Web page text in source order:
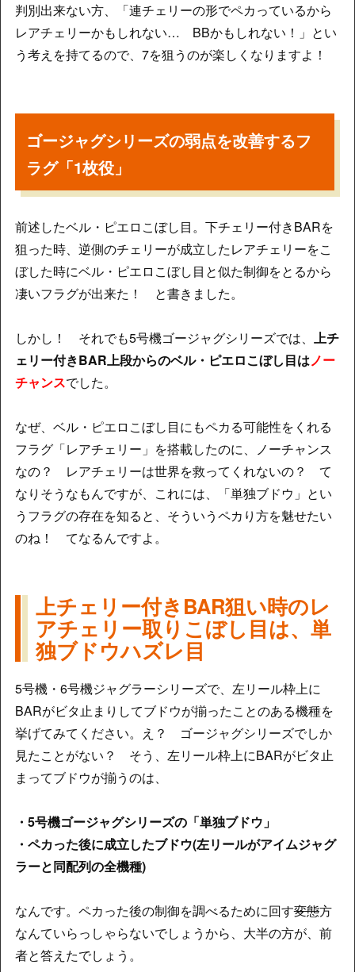
判別出来ない方、「連チェリーの形でペカっているから
レアチェリーかもしれない… BBかもしれない！」とい
う考えを持てるので、7を狙うのが楽しくなりますよ！
ゴージャグシリーズの弱点を改善するフ
ラグ「1枚役」
前述したベル・ピエロこぼし目。下チェリー付きBARを
狙った時、逆側のチェリーが成立したレアチェリーをこ
ぼした時にベル・ピエロこぼし目と似た制御をとるから
凄いフラグが出来た！ と書きました。
しかし！ それでも5号機ゴージャグシリーズでは、 上チ
ェリー付きBAR上段からのベル・ピエロこぼし目はノー
チャンスでした。
なぜ、ベル・ピエロこぼし目にもペカる可能性をくれる
フラグ「レアチェリー」を搭載したのに、ノーチャンス
なの？ レアチェリーは世界を救ってくれないの？ て
なりそうなもんですが、これには、「単独ブドウ」とい
うフラグの存在を知ると、そういうペカり方を魅せたい
のね！ てなるんですよ。
上チェリー付きBAR狙い時のレ
アチェリー取りこぼし目は、単
独ブドウハズレ目
5号機・6号機ジャグラーシリーズで、左リール枠上に
BARがビタ止まりしてブドウが揃ったことのある機種を
挙げてみてください。え？ ゴージャグシリーズでしか
見たことがない？ そう、左リール枠上にBARがビタ止
まってブドウが揃うのは、
・5号機ゴージャグシリーズの「単独ブドウ」
・ペカった後に成立したブドウ(左リールがアイムジャグ
ラーと同配列の全機種)
なんです。ペカった後の制御を調べるために回す変態方
なんていらっしゃらないでしょうから、大半の方が、前
者と答えたでしょう。